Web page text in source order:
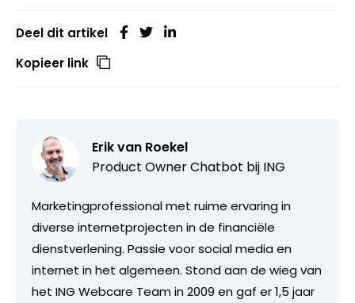
Deel dit artikel
Kopieer link
Erik van Roekel
Product Owner Chatbot bij ING
Marketingprofessional met ruime ervaring in
diverse internetprojecten in de financiële
dienstverlening. Passie voor social media en
internet in het algemeen. Stond aan de wieg van
het ING Webcare Team in 2009 en gaf er 1,5 jaar